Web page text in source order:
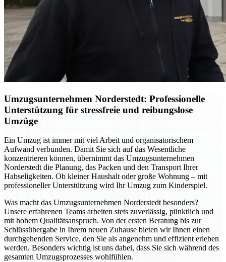
Umzugsunternehmen Norderstedt: Professionelle
Unterstützung für stressfreie und reibungslose
Umzüge
Ein Umzug ist immer mit viel Arbeit und organisatorischem
Aufwand verbunden. Damit Sie sich auf das Wesentliche
konzentrieren können, übernimmt das Umzugsunternehmen
Norderstedt die Planung, das Packen und den Transport Ihrer
Habseligkeiten. Ob kleiner Haushalt oder große Wohnung – mit
professioneller Unterstützung wird Ihr Umzug zum Kinderspiel.
Was macht das Umzugsunternehmen Norderstedt besonders?
Unsere erfahrenen Teams arbeiten stets zuverlässig, pünktlich und
mit hohem Qualitätsanspruch. Von der ersten Beratung bis zur
Schlüssübergabe in Ihrem neuen Zuhause bieten wir Ihnen einen
durchgehenden Service, den Sie als angenehm und effizient erleben
werden. Besonders wichtig ist uns dabei, dass Sie sich während des
gesamten Umzugsprozesses wohlfühlen.